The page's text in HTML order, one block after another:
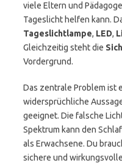
viele Eltern und
Tageslicht helfen kann.
Tageslichtlampe, LED,
Gleichzeitig steht die
Vordergrund.
Das zentrale Problem ist
widersprüchliche
geeignet. Die falsche
Spektrum kann den
als Erwachsene. Du
sichere und